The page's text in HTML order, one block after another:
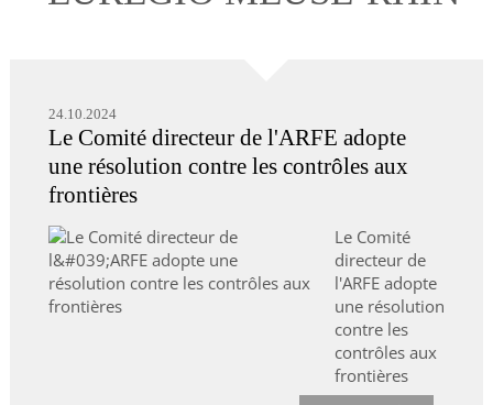
24.10.2024
Le Comité directeur de l'ARFE adopte
une résolution contre les contrôles aux
frontières
Le Comité
directeur de
l'ARFE adopte
une résolution
contre les
contrôles aux
frontières